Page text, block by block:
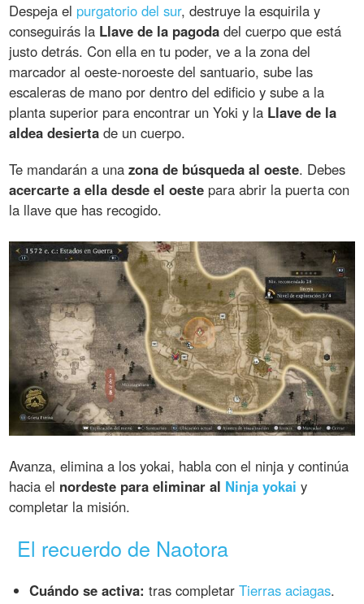
Despeja el purgatorio del sur, destruye la esquirila y
conseguirás la Llave de la pagoda del cuerpo que está
justo detrás. Con ella en tu poder, ve a la zona del
marcador al oeste-noroeste del santuario, sube las
escaleras de mano por dentro del edificio y sube a la
planta superior para encontrar un Yoki y la Llave de la
aldea desierta de un cuerpo.
Te mandarán a unazona de búsqueda al oeste. Debes
acercarte a ella desde el oeste para abrir la puerta con
la llave que has recogido.
Avanza, elimina a los yokai, habla con el ninja y continúa
hacia el nordeste para eliminar al Ninja yokai y
completar la misión.
El recuerdo de Naotora
Cuándo se activa: tras completarTierras aciagas.